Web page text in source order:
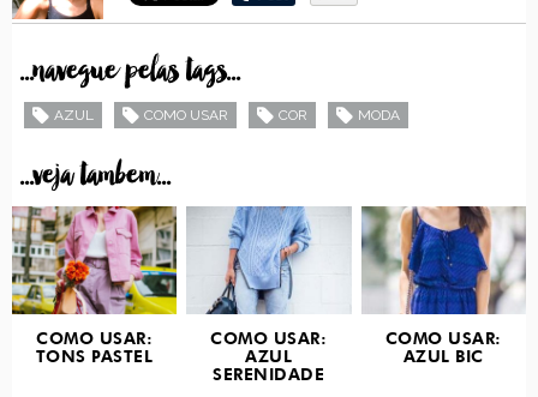
...navegue pelas tags...
AZUL COMO USAR COR MODA
...veja tambem...
COMO USAR:
TONS PASTEL
COMO USAR:
AZUL
SERENIDADE
COMO USAR:
AZUL BIC